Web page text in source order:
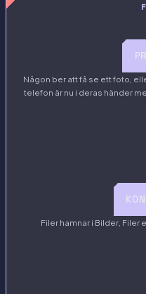
Någon ber att få se ett foto,
telefon är nu i deras händer
Filer hamnar i Bilder, Filer